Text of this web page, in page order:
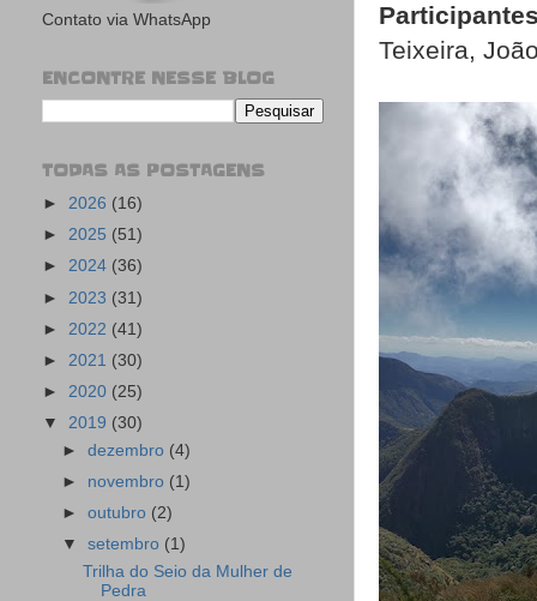
Teixeira,
Contato via WhatsApp
ENCONTRE NESSE BLOG
TODAS AS POSTAGENS
► 2026 (16)
► 2025 (51)
► 2024 (36)
► 2023 (31)
► 2022 (41)
► 2021 (30)
► 2020 (25)
▼ 2019 (30)
►dezembro (4)
► novembro (1)
►outubro (2)
▼setembro (1)
Trilha do Seio da Mulher de
Pedra